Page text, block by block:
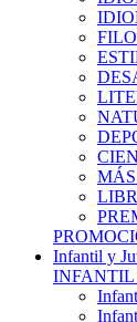
Infantil y
INFANTIL